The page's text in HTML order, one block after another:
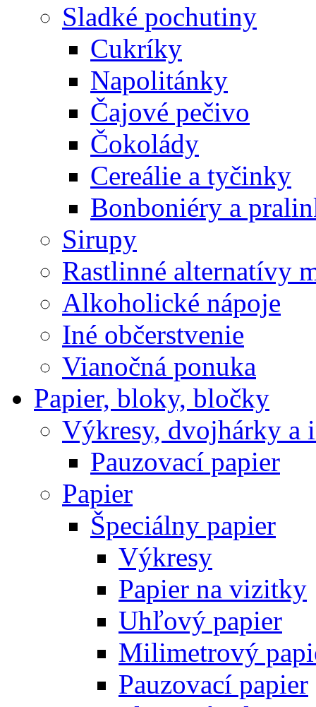
Sladké pochutiny
Cukríky
Napolitánky
Čajové pečivo
Čokolády
Cereálie a tyčinky
Bonboniéry a
Sirupy
Rastlinné alternatívy
Alkoholické nápoje
Iné občerstvenie
Vianočná ponuka
Papier, bloky, bločky
Výkresy, dvojhárky a
Pauzovací papier
Papier
Špeciálny papier
Výkresy
Papier na vizitky
Uhľový papier
Milimetrový
Pauzovací papier